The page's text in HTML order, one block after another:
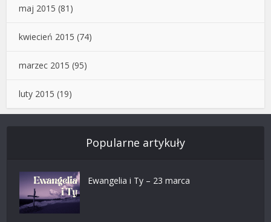
maj 2015 (81)
kwiecień 2015 (74)
marzec 2015 (95)
luty 2015 (19)
Popularne artykuły
Ewangelia i Ty – 23 marca